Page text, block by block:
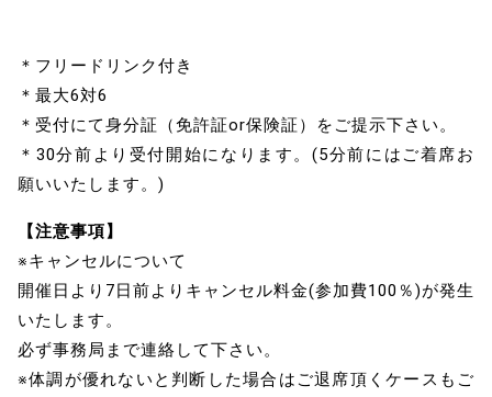
＊フリードリンク付き
＊最大6対6
＊受付にて身分証（免許証or保険証）をご提示下さい。
＊30分前より受付開始になります。(5分前にはご着席お
願いいたします。)
【注意事項】
※キャンセルについて
開催日より7日前よりキャンセル料金(参加費100％)が発生
いたします。
必ず事務局まで連絡して下さい。
※体調が優れないと判断した場合はご退席頂くケースもご